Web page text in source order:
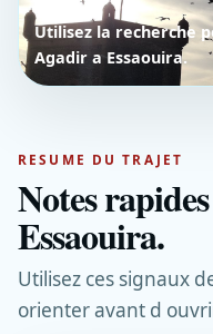
Utilisez la recherche
Agadir a Essaouira.
RESUME DU TRAJET
Notes
Essaouira.
Utilisez ces signaux
orienter avant d